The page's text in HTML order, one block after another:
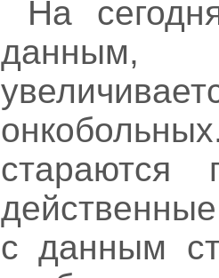
На
стараются
с данным